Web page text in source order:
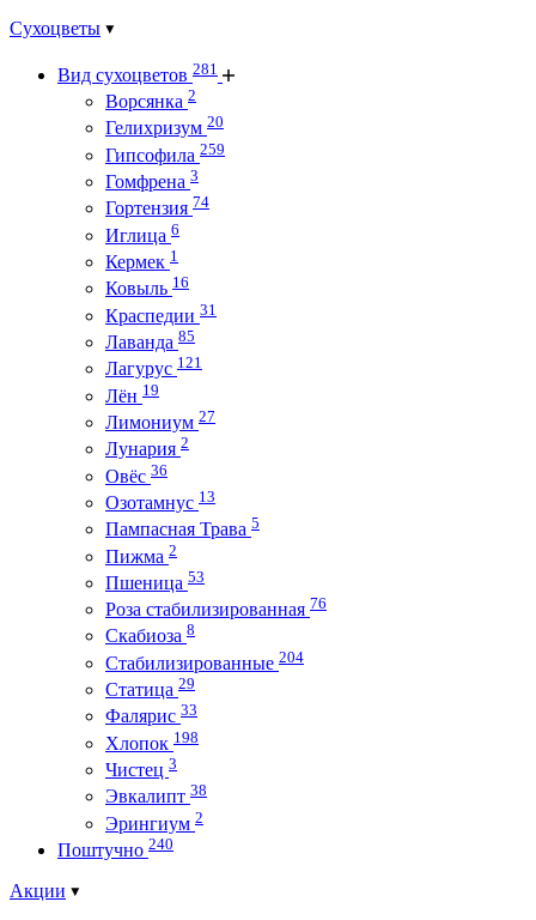
Сухоцветы
Вид сухоцветов 281
Ворсянка 2
Гелихризум 20
Гипсофила 259
Гомфрена 3
Гортензия 74
Иглица 6
Кермек 1
Ковыль 16
Краспедии 31
Лаванда 85
Лагурус 121
Лён 19
Лимониум 27
Лунария 2
Овёс 36
Озотамнус 13
Пампасная Трава 5
Пижма 2
Пшеница 53
Роза стабилизированная 76
Скабиоза 8
Стабилизированные 204
Статица 29
Фалярис 33
Хлопок 198
Чистец 3
Эвкалипт 38
Эрингиум 2
Поштучно 240
Акции